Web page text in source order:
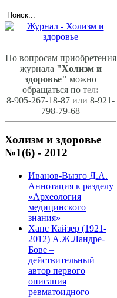
По вопросам приобретения
журнала "Холизм и
здоровье" можно
обращаться по тел:
8-905-267-18-87 или 8-921-
798-79-68
Холизм и здоровье
№1(6) - 2012
Иванов-Вызго Д.А.
Аннотация к разделу
«Археология
медицинского
знания»
Ханс Кайзер (1921-
2012) А.Ж.Ландре-
Бове –
действительный
автор первого
описания
ревматоидного